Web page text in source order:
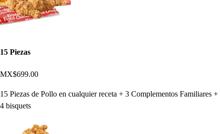
15 Piezas
MX$699.00
15 Piezas de Pollo en cualquier receta + 3 Complementos Familiares +
4 bisquets